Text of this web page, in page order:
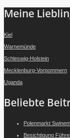
Meine
Kiel
Warnemünde
Schleswig-Holstein
Mecklenburg-Vorpommern
Uganda
Beliebte
Polenmarkt
Besichtigung